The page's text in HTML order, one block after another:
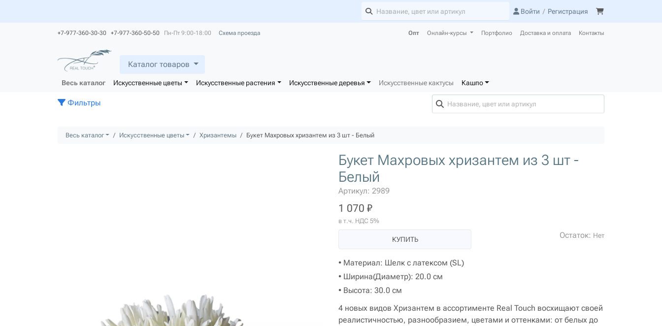
Войти / Регистрация
+7-977-360-30-30 +7-977-360-50-50 Пн-Пт 9:00-18:00 Схема проезда Опт Онлайн-курсы Портфолио Доставка и оплата Контакты
Каталог товаров
Весь каталог Искусственные цветы Искусственные растения Искусственные деревья Искусственные кактусы Кашпо
Фильтры
Весь каталог Искусственные цветы Хризантемы Букет Махровых хризантем из 3 шт - Белый
Букет Махровых хризантем из 3 шт -
Белый
Артикул: 2989
1 070 ₽
в т.ч. НДС 5%
КУПИТЬ Остаток: Нет
• Материал: Шелк с латексом (SL)
• Ширина(Диаметр): 20.0 см
• Высота: 30.0 см
4 новых видов Хризантем в ассортименте Real Touch восхищают своей
реалистичностью, разнообразием, цветами и оттенками: от белых до